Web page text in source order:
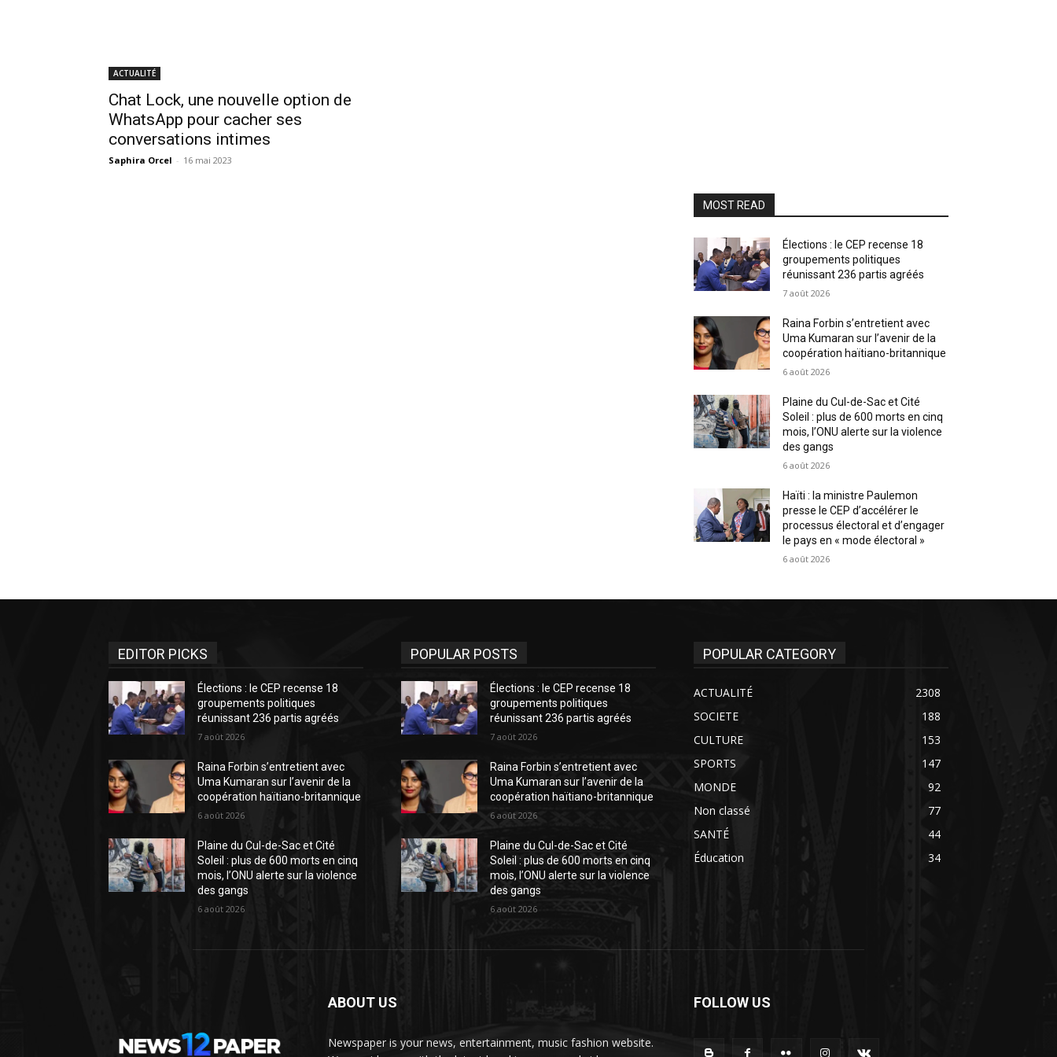
ACTUALITÉ
Chat Lock, une nouvelle option de
WhatsApp pour cacher ses
conversations intimes
Saphira Orcel - 16 mai 2023
MOST READ
Élections : le CEP recense 18
groupements politiques
réunissant 236 partis agréés
7 août 2026
Raina Forbin s’entretient avec
Uma Kumaran sur l’avenir de la
coopération haïtiano-britannique
6 août 2026
Plaine du Cul-de-Sac et Cité
Soleil : plus de 600 morts en cinq
mois, l’ONU alerte sur la violence
des gangs
6 août 2026
Haïti : la ministre Paulemon
presse le CEP d’accélérer le
processus électoral et d’engager
le pays en « mode électoral »
6 août 2026
EDITOR PICKS
Élections : le CEP recense 18
groupements politiques
réunissant 236 partis agréés
7 août 2026
Raina Forbin s’entretient avec
Uma Kumaran sur l’avenir de la
coopération haïtiano-britannique
6 août 2026
Plaine du Cul-de-Sac et Cité
Soleil : plus de 600 morts en cinq
mois, l’ONU alerte sur la violence
des gangs
6 août 2026
POPULAR POSTS
Élections : le CEP recense 18
groupements politiques
réunissant 236 partis agréés
7 août 2026
Raina Forbin s’entretient avec
Uma Kumaran sur l’avenir de la
coopération haïtiano-britannique
6 août 2026
Plaine du Cul-de-Sac et Cité
Soleil : plus de 600 morts en cinq
mois, l’ONU alerte sur la violence
des gangs
6 août 2026
POPULAR CATEGORY
ACTUALITÉ
2308
SOCIETE
188
CULTURE
153
SPORTS
147
MONDE
92
Non classé
77
SANTÉ
44
Éducation
34
ABOUT US
Newspaper is your news, entertainment, music fashion website.
FOLLOW US